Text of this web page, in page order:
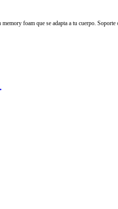
foam que se adapta a tu cuerpo.